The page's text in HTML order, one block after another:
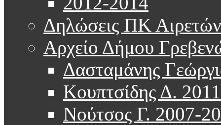
Δηλώσεις ΠΚ Αιρετών
Αρχείο Δήμου
Δασταμάνης
Κουπτσίδης Δ.
Νούτσος Γ. 2007-